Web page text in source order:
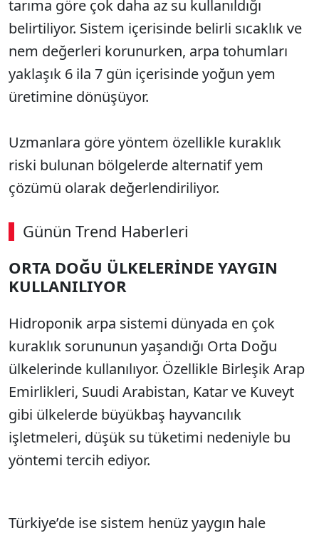
tarıma göre çok daha az su kullanıldığı
belirtiliyor. Sistem içerisinde belirli sıcaklık ve
nem değerleri korunurken, arpa tohumları
yaklaşık 6 ila 7 gün içerisinde yoğun yem
üretimine dönüşüyor.
Uzmanlara göre yöntem özellikle kuraklık
riski bulunan bölgelerde alternatif yem
çözümü olarak değerlendiriliyor.
Günün Trend Haberleri
00:02 / 08:15
Sesi Aç
ORTA DOĞU ÜLKELERİNDE YAYGIN
KULLANILIYOR
Hidroponik arpa sistemi dünyada en çok
kuraklık sorununun yaşandığı Orta Doğu
ülkelerinde kullanılıyor. Özellikle Birleşik Arap
Emirlikleri, Suudi Arabistan, Katar ve Kuveyt
gibi ülkelerde büyükbaş hayvancılık
işletmeleri, düşük su tüketimi nedeniyle bu
yöntemi tercih ediyor.
Türkiye’de ise sistem henüz yaygın hale